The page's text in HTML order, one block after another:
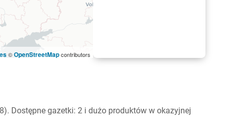
©OpenStreetMapcontributors
Dostępne gazetki: 2 i dużo produktów w okazyjnej